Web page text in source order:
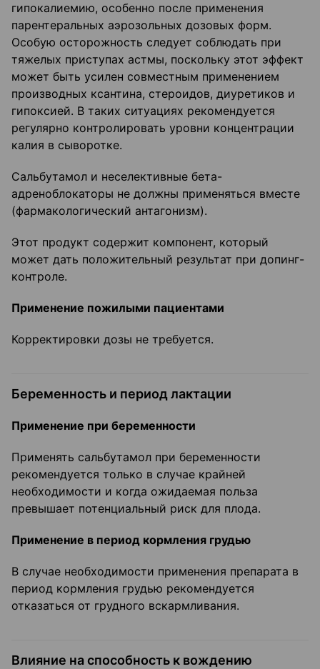
гипокалиемию, особенно после применения
парентеральных аэрозольных дозовых форм.
Особую осторожность следует соблюдать при
тяжелых приступах астмы, поскольку этот эффект
может быть усилен совместным применением
производных ксантина, стероидов, диуретиков и
гипоксией. В таких ситуациях рекомендуется
регулярно контролировать уровни концентрации
калия в сыворотке.
Сальбутамол и неселективные бета-
адреноблокаторы не должны применяться вместе
(фармакологический антагонизм).
Этот продукт содержит компонент, который
может дать положительный результат при допинг-
контроле.
Применение пожилыми пациентами
Корректировки дозы не требуется.
Беременность и период лактации
Применение при беременности
Применять сальбутамол при беременности
рекомендуется только в случае крайней
необходимости и когда ожидаемая польза
превышает потенциальный риск для плода.
Применение в период кормления грудью
В случае необходимости применения препарата в
период кормления грудью рекомендуется
отказаться от грудного вскармливания.
Влияние на способность к вождению